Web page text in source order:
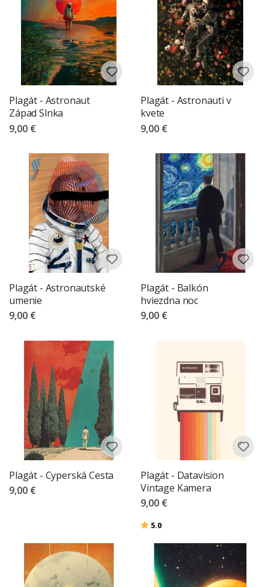
Plagát - Astronaut
Západ Slnka
9,00 €
Plagát - Astronauti v
kvete
9,00 €
Plagát - Astronautské
umenie
9,00 €
Plagát - Balkón
hviezdna noc
9,00 €
Plagát - Cyperská Cesta
9,00 €
Plagát - Datavision
Vintage Kamera
9,00 €
Hodnotenie:
5.0